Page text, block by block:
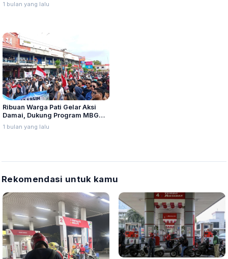
1 bulan yang lalu
Ribuan Warga Pati Gelar Aksi
Damai, Dukung Program MBG
Dilanjutkan
1 bulan yang lalu
Rekomendasi untuk kamu